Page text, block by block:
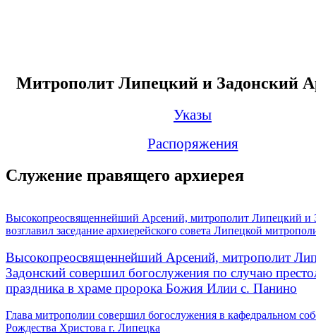
Митрополит Липецкий и Задонский
Указы
Распоряжения
Служение правящего архиерея
Высокопреосвященнейший Арсений, митрополит Липецкий и
возглавил заседание архиерейского совета Липецкой
Высокопреосвященнейший Арсений, митрополит
Задонский совершил богослужения по случаю
праздника в храме пророка Божия Илии с. Панино
Глава митрополии совершил богослужения в кафедральном
Рождества Христова г. Липецка